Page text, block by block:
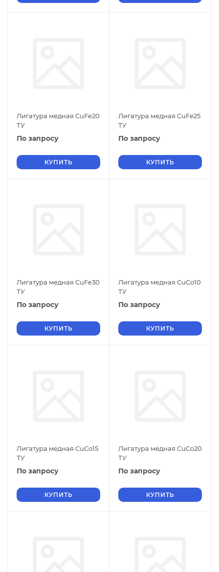
Лигатура медная CuFe20
ТУ
По запросу
КУПИТЬ
Лигатура медная CuFe25
ТУ
По запросу
КУПИТЬ
Лигатура медная CuFe30
ТУ
По запросу
КУПИТЬ
Лигатура медная CuCo10
ТУ
По запросу
КУПИТЬ
Лигатура медная CuCo15
ТУ
По запросу
КУПИТЬ
Лигатура медная CuCo20
ТУ
По запросу
КУПИТЬ